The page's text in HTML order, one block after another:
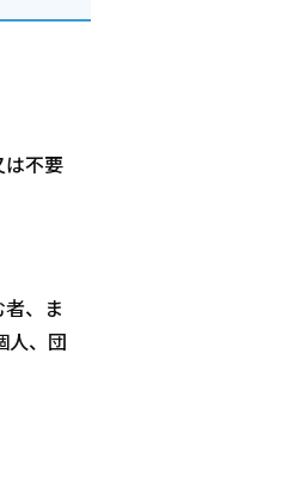
不要
、ま
人、団